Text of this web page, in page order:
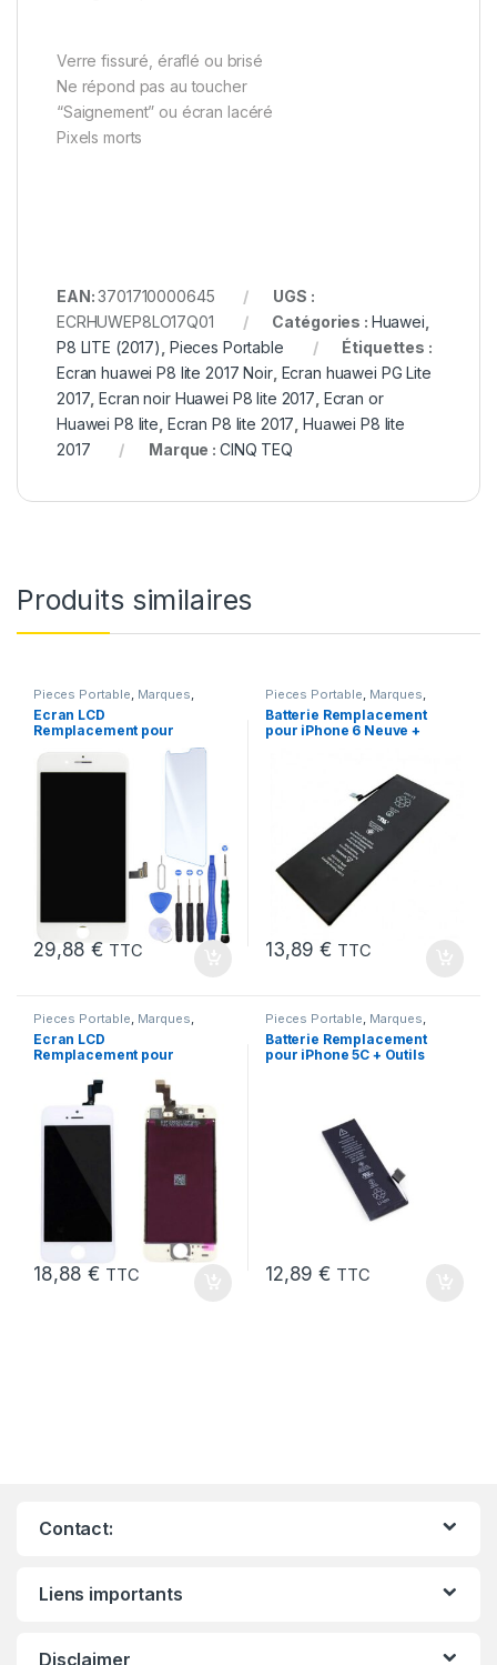
Verre fissuré, éraflé ou brisé
Ne répond pas au toucher
“Saignement” ou écran lacéré
Pixels morts
EAN:3701710000645
UGS :
ECRHUWEP8LO17Q01
Catégories : Huawei
P8 LITE (2017) Pieces Portable
Étiquettes :
Ecran huawei P8 lite 2017 Noir, Ecran huawei PG Lite
2017 ,Ecran noir Huawei P8 lite 2017 Ecran or
Huawei P8 lite Ecran P8 lite 2017 Huawei P8 lite
2017
Marque : CINQ TEQ
Produits similaires
Pieces Portable, Marques,
Apple iPhone 7 Plus
Ecran LCD
Remplacement pour
KIT Outils
29,88€ TTC
Pieces Portable, Marques,
Apple iPhone 6 , Batteries et
chargeurs,Batteries Apple
Batterie Remplacement
pour iPhone 6 Neuve +
13,89€ TTC
Pieces Portable Marques
iPhone 5s
Ecran LCD
Remplacement pour
tactile + Outils
18,88€ TTC
Pieces Portable Marques
iPhone 5C Batteries et
chargeurs,Batteries Apple
Batterie Remplacement
pour iPhone 5C + Outils
12,89€ TTC
Contact:
Liens importants
Disclaimer